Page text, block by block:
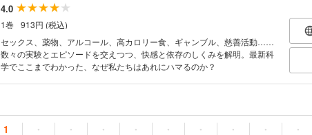
4.0
1巻
913円 (税込)
セックス、薬物、アルコール、高カロリー食、ギャンブル、慈善活動……
数々の実験とエピソードを交えつつ、快感と依存のしくみを解明。最新科
学でここまでわかった、なぜ私たちはあれにハマるのか？
1 ・ ・ ・ ・ ・ ・ ・ ・ ・